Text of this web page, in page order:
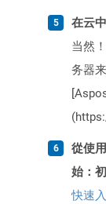
在云
当然
务器
從使
始：
快速